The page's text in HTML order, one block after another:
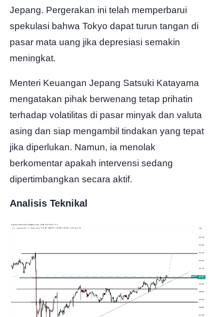
Jepang. Pergerakan ini telah memperbarui
spekulasi bahwa Tokyo dapat turun tangan di
pasar mata uang jika depresiasi semakin
meningkat.
Menteri Keuangan Jepang Satsuki Katayama
mengatakan pihak berwenang tetap prihatin
terhadap volatilitas di pasar minyak dan valuta
asing dan siap mengambil tindakan yang tepat
jika diperlukan. Namun, ia menolak
berkomentar apakah intervensi sedang
dipertimbangkan secara aktif.
Analisis Teknikal